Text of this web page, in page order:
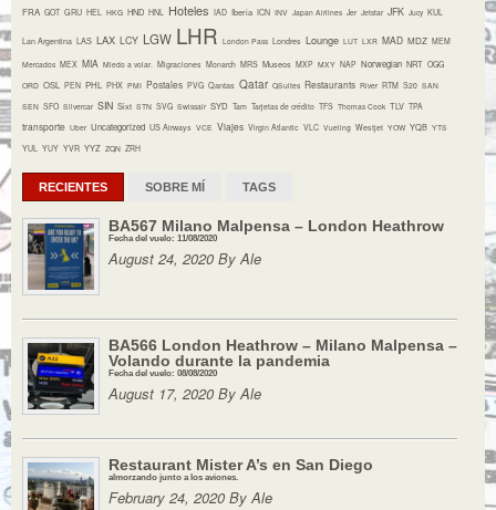
FRA GOT GRU HEL HKG HND HNL Hoteles IAD Iberia ICN INV Japan Airlines Jer Jetstar JFK Jucy KUL
Lan Argentina LAS LAX LCY LGW LHR London Pass Londres Lounge LUT LXR MAD MDZ MEM
Mercados MEX MIA Miedo a volar. Migraciones Monarch MRS Museos MXP MXY NAP Norwegian NRT OGG
ORD OSL PEN PHL PHX PMI Postales PVG Qantas Qatar QSuites Restaurants River RTM S20 SAN
SEN SFO Silvercar SIN Sixt STN SVG Swissair SYD Tam Tarjetas de crédito TFS Thomas Cook TLV TPA
transporte Uber Uncategorized US Airways VCE Viajes Virgin Atlantic VLC Vueling Westjet YOW YQB YTS
YUL YUY YVR YYZ ZQN ZRH
RECIENTES SOBRE MÍ TAGS
BA567 Milano Malpensa – London Heathrow
Fecha del vuelo: 11/08/2020
August 24, 2020 By Ale
BA566 London Heathrow – Milano Malpensa –
Volando durante la pandemia
Fecha del vuelo: 08/08/2020
August 17, 2020 By Ale
Restaurant Mister A’s en San Diego
almorzando junto a los aviones.
February 24, 2020 By Ale